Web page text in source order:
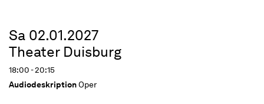
Sa 02.01.2027
Theater Duisburg
18:00 - 20:15
AudiodeskriptionOper